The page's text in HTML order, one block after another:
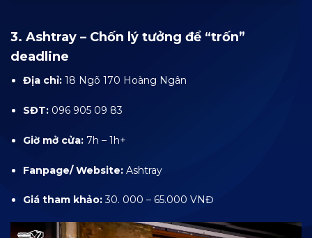
3. Ashtray – Chốn lý tưởng để “trốn”
deadline
Địa chỉ:18 Ngõ 170 Hoàng Ngân
SĐT: 096 905 09 83
Giờ mở cửa: 7h – 1h+
Fanpage/ Website:Ashtray
Giá tham khảo:30. 000 – 65.000 VNĐ